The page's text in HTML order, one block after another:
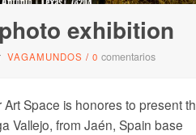
exhibition
VAGAMUNDOS / 0 comentarios
Art Space is honores to present
Vallejo, from Jaén, Spain base